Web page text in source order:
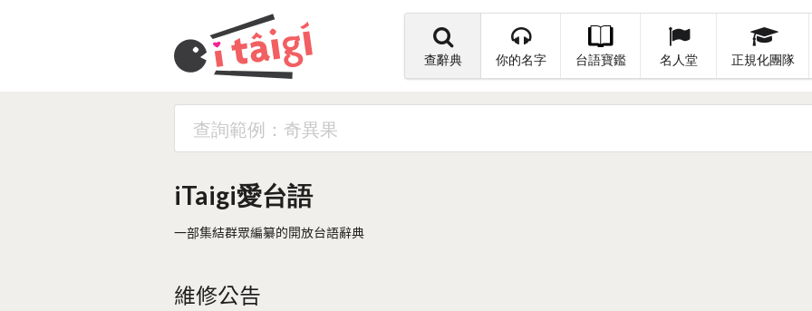
查辭典 你的名字 台語寶鑑 名人堂 正規化團隊
iTaigi愛台語
一部集結群眾編纂的開放台語辭典
維修公告